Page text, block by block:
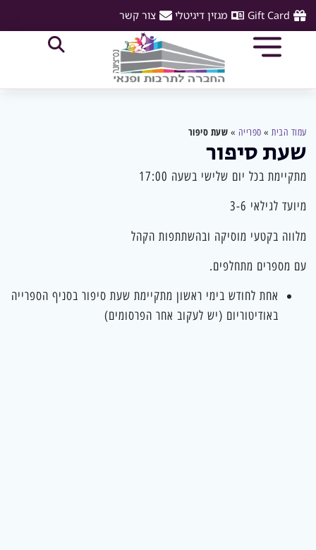
Gift Card מגזין דיגיטלי צור קשר
עמוד הבית» ספרייה » שעת סיפור
שעת סיפור
מתקיימת בכל יום שלישי בשעה 17:00
מיועד לגילאי 3-6
מלווה בקטעי מוסיקה ובהשתתפות הקהל
עם מספרים מתחלפים.
אחת לחודש בימי ראשון מתקיימת שעת סיפור בסניף הספרייה
באודיטוריום (יש לעקוב אחר הפרסומים)